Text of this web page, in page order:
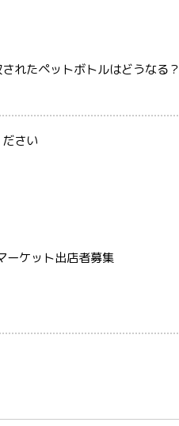
れたペットボトルはどうなる？
さい
ーケット出店者募集